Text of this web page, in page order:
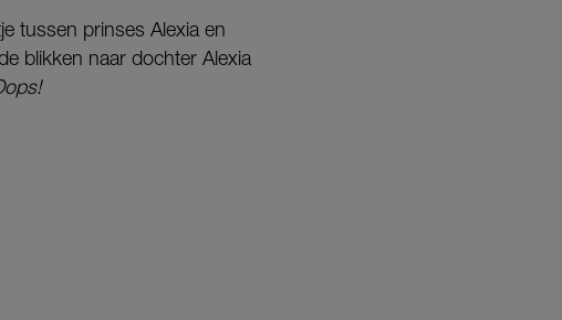
tussen prinses Alexia en
blikken naar dochter Alexia